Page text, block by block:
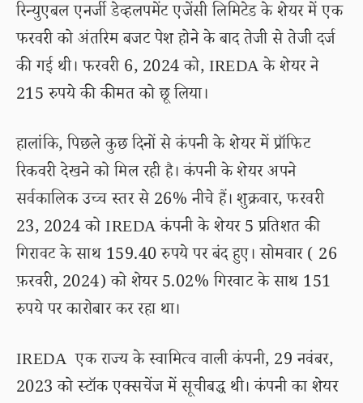
रिन्युएबल एनर्जी डेव्हलपमेंट एजेंसी लिमिटेड के शेयर में एक
फरवरी को अंतरिम बजट पेश होने के बाद तेजी से तेजी दर्ज
की गई थी। फरवरी 6, 2024 को, IREDA के शेयर ने
215 रुपये की कीमत को छू लिया।
हालांकि, पिछले कुछ दिनों से कंपनी के शेयर में प्रॉफिट
रिकवरी देखने को मिल रही है। कंपनी के शेयर अपने
सर्वकालिक उच्च स्तर से 26% नीचे हैं। शुक्रवार, फरवरी
23, 2024 को IREDA कंपनी के शेयर 5 प्रतिशत की
गिरावट के साथ 159.40 रुपये पर बंद हुए। सोमवार ( 26
फ़रवरी, 2024) को शेयर 5.02% गिरवाट के साथ 151
रुपये पर कारोबार कर रहा था।
IREDA एक राज्य के स्वामित्व वाली कंपनी, 29 नवंबर,
2023 को स्टॉक एक्सचेंज में सूचीबद्ध थी। कंपनी का शेयर